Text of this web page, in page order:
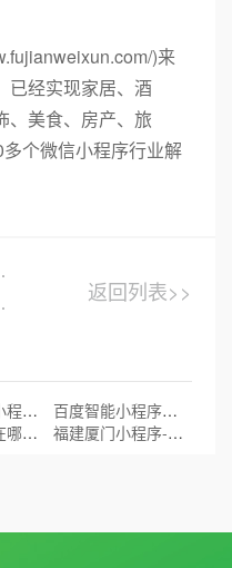
)来
已经实现家居、酒
、美食、房产、旅
个微信小程序行业解
组件曝光
索策略
返回列表>>
为什么说，小程序是产业互联网的“大趋势”？
百度智能小程序一周岁成绩单：月活破2.5亿入驻小程序数量超15万
微信小程序在哪里打开?小程序入口在哪里 福建厦门小程序-健身行业布局新生态，带动品牌效应